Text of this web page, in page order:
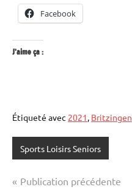
Facebook
J’aime ça :
Étiqueté avec 2021, Britzingen
Sports Loisirs Seniors
Navigation
Publication précédente